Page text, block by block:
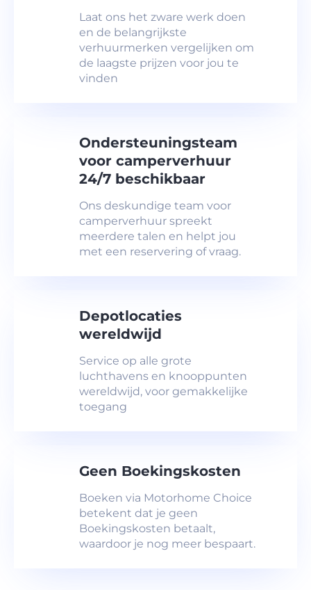
Laat ons het zware werk doen
en de belangrijkste
verhuurmerken vergelijken om
de laagste prijzen voor jou te
vinden
Ondersteuningsteam
voor camperverhuur
24/7 beschikbaar
Ons deskundige team voor
camperverhuur spreekt
meerdere talen en helpt jou
met een reservering of vraag.
Depotlocaties
wereldwijd
Service op alle grote
luchthavens en knooppunten
wereldwijd, voor gemakkelijke
toegang
Geen Boekingskosten
Boeken via Motorhome Choice
betekent dat je geen
Boekingskosten betaalt,
waardoor je nog meer bespaart.